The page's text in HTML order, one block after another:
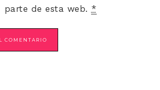
parte de esta web. *